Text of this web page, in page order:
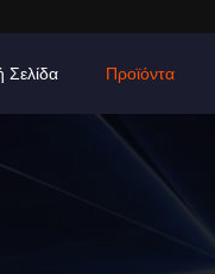
Σελίδα Προϊόντα